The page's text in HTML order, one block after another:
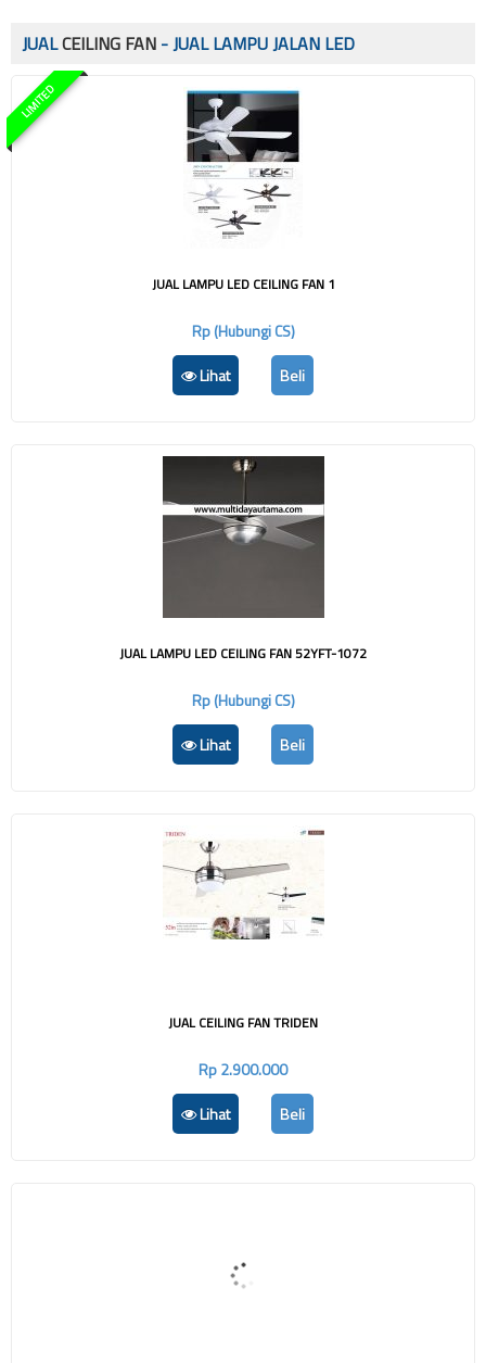
JUALCEILING FAN - JUAL LAMPU JALAN LED
LIMITED
JUAL LAMPU LED CEILING FAN 1
Rp (Hubungi CS)
Lihat
Beli
JUAL LAMPU LED CEILING FAN 52YFT-1072
Rp (Hubungi CS)
Lihat
Beli
JUAL CEILING FAN TRIDEN
Rp 2.900.000
Lihat
Beli